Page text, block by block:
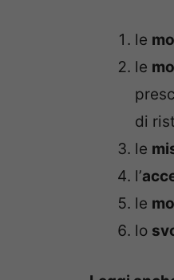
le
le
di
le
l’
le
lo